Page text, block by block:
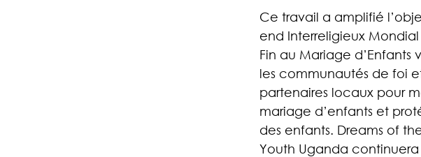
Ce travail a amplifié
end Interreligieux
Fin au Mariage d’Enfants
les communautés de foi
partenaires locaux pour
mariage d’enfants et
des enfants. Dreams of
Youth Uganda